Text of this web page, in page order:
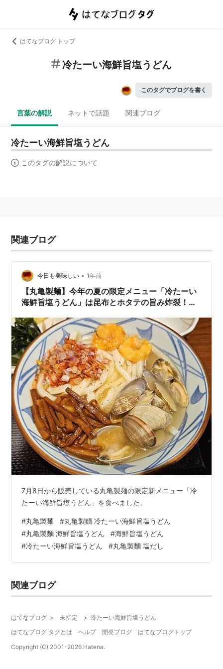
はてなブログ トップ
冷たーい海鮮旨塩うどん
このタグでブログを書く
言葉の解説 ネットで話題 関連ブログ
冷たーい海鮮旨塩うどん
このタグの解説について
関連ブログ
今日も美味しい • 1年前
【丸亀製麺】今年の夏の限定メニュー「冷たーい
海鮮旨塩うどん」は昆布とホタテの旨み炸裂！ひ
7月8日から販売している丸亀製麺の限定新メニュー「冷
たーい海鮮旨塩うどん」を食べました。
#丸亀製麺 #丸亀製麵 冷たーい海鮮旨塩うどん
#丸亀製麵 海鮮旨塩うどん #海鮮旨塩うどん
#冷たーい海鮮旨塩うどん #丸亀製麵 塩だし
関連ブログ
はてなブログ > 未指定 > 冷たーい海鮮旨塩うどん
はてなブログ タグとは
ヘルプ 開発ブログ
はてなブログトップ
Copyright (C) 2001-2026 Hatena.